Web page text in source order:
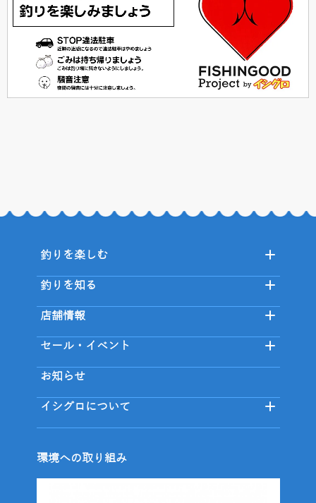
釣りを楽しむ
釣りを知る
店舗情報
セール・イベント
お知らせ
イシグロについて
環境への取り組み